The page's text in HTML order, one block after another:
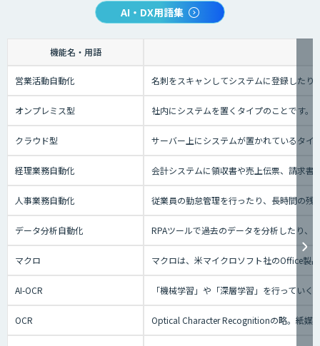
AI・DX用語集
機能名・用語
営業活動自動化 名刺をスキャンしてシステムに登録したり
オンプレミス型 社内にシステムを置くタイプのことです
クラウド型 サーバー上にシステムが置かれているタ
経理業務自動化 会計システムに領収書や売上伝票、請求書
人事業務自動化 従業員の勤怠管理を行ったり、長時間の残
データ分析自動化 RPAツールで過去のデータを分析したり、
マクロ マクロは、米マイクロソフト社のOffice製
AI-OCR 「機械学習」や「深層学習」を行ってい
OCR Optical Character Recognitionの略。紙媒